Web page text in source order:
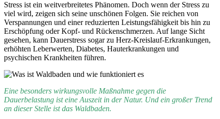
Stress ist ein weitverbreitetes Phänomen. Doch wenn der Stress zu
viel wird, zeigen sich seine unschönen Folgen. Sie reichen von
Verspannungen und einer reduzierten Leistungsfähigkeit bis hin zu
Erschöpfung oder Kopf- und Rückenschmerzen. Auf lange Sicht
gesehen, kann Dauerstress sogar zu Herz-Kreislauf-Erkrankungen,
erhöhten Leberwerten, Diabetes, Hauterkrankungen und
psychischen Krankheiten führen.
Eine besonders wirkungsvolle Maßnahme gegen die
Dauerbelastung ist eine Auszeit in der Natur. Und ein großer Trend
an dieser Stelle ist das Waldbaden.